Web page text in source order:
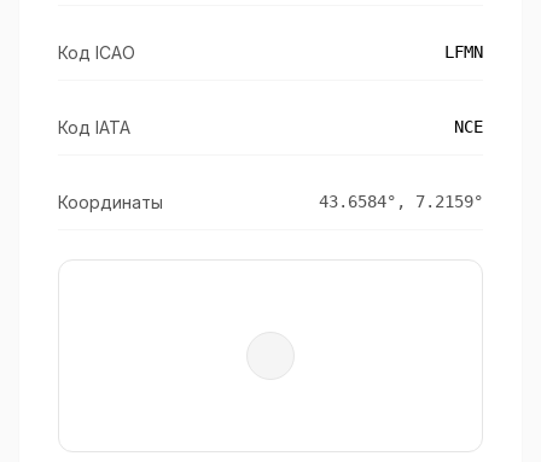
Код ICAO LFMN
Код IATA NCE
Координаты 43.6584°, 7.2159°